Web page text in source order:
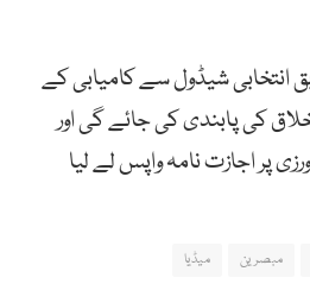
شیڈول سے کامیابی کے
کی پابندی کی جائے گی اور
پر اجازت نامہ واپس لے لیا
مبصرین میڈیا